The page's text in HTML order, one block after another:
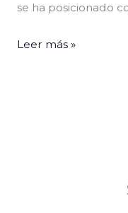
se ha posicionado
Leer más »